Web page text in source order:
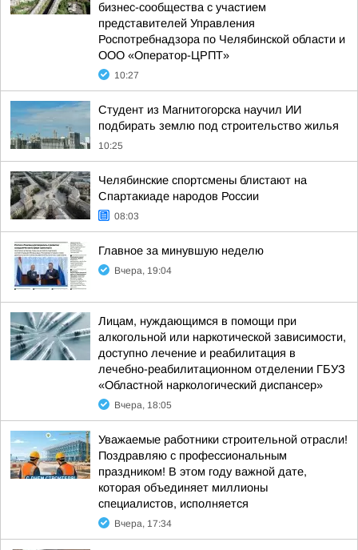
бизнес-сообщества с участием
представителей Управления
Роспотребнадзора по Челябинской области и
ООО «Оператор-ЦРПТ»
10:27
Студент из Магнитогорска научил ИИ
подбирать землю под строительство жилья
10:25
Челябинские спортсмены блистают на
Спартакиаде народов России
08:03
Главное за минувшую неделю
Вчера, 19:04
Лицам, нуждающимся в помощи при
алкогольной или наркотической зависимости,
доступно лечение и реабилитация в
лечебно-реабилитационном отделении ГБУЗ
«Областной наркологический диспансер»
Вчера, 18:05
Уважаемые работники строительной отрасли!
Поздравляю с профессиональным
праздником! В этом году важной дате,
которая объединяет миллионы
специалистов, исполняется
Вчера, 17:34